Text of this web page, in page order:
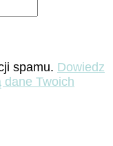
spamu. Dowiedz
dane Twoich